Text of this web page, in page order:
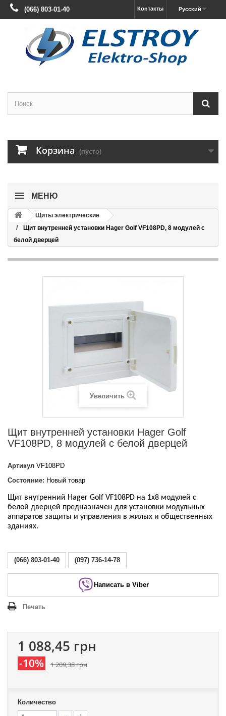
Русский
Контакты
(066) 803-01-40
Корзина (пусто)
МЕНЮ
Щиты электрические
Щит внутренней установки Hager Golf VF108PD, 8 модулей с
белой дверцей
Увеличить
Щит внутренней установки Hager Golf
VF108PD, 8 модулей с белой дверцей
Артикул VF108PD
Состояние: Новый товар
Щит внутренний Hager Golf VF108PD на 1х8 модулей с
белой дверцей предназначен для установки модульных
аппаратов защиты и управления в жилых и общественных
зданиях.
(066) 803-01-40 (097) 736-14-78
Написать в Viber
Печать
1 088,45 грн
-10% 1 209,38 грн
Количество